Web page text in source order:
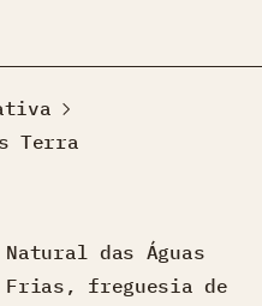
Terra
Natural das Águas
Frias, freguesia de